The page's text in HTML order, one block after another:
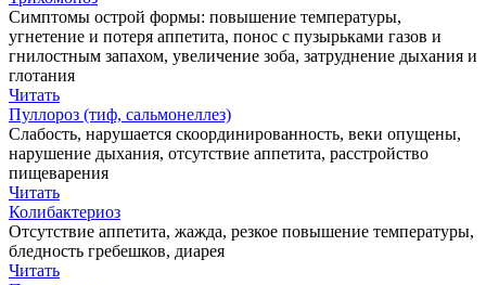
Симптомы острой формы: повышение температуры,
угнетение и потеря аппетита, понос с пузырьками газов и
гнилостным запахом, увеличение зоба, затруднение дыхания и
глотания
Читать
Пуллороз (тиф, сальмонеллез)
Слабость, нарушается скоординированность, веки опущены,
нарушение дыхания, отсутствие аппетита, расстройство
пищеварения
Читать
Колибактериоз
Отсутствие аппетита, жажда, резкое повышение температуры,
бледность гребешков, диарея
Читать